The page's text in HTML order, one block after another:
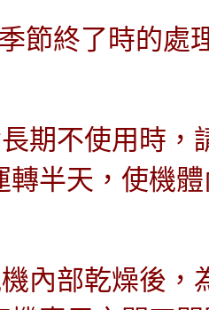
節終了時的處
期不使用時，
轉半天，使機
內部乾燥後，